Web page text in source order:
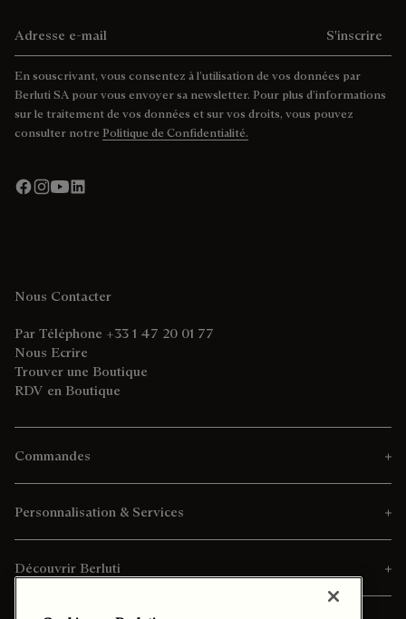
S'inscrire
En souscrivant, vous consentez à l’utilisation de vos données par
Berluti SA pour vous envoyer sa newsletter. Pour plus d’informations
sur le traitement de vos données et sur vos droits, vous pouvez
consulter notre Politique de Confidentialité.
Nous Contacter
Par Téléphone +33 1 47 20 01 77
Nous Ecrire
Trouver une Boutique
RDV en Boutique
Commandes
Personnalisation & Services
Découvrir Berluti